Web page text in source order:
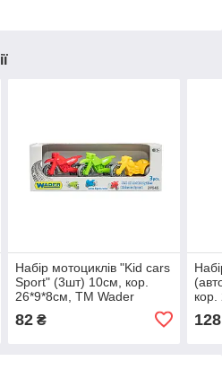
Набір мотоциклів "Kid cars
Sport" (3шт) 10см, кор.
26*9*8см, ТМ Wader
82₴ 128